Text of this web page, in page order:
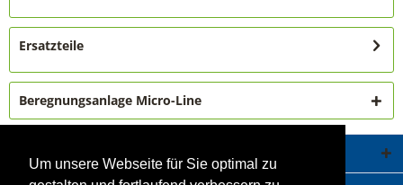
Um unsere Webseite für Sie optimal zu
Ersatzteile
Beregnungsanlage Micro-Line
Service Hotline